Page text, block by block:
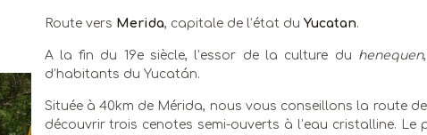
Route vers Merida, capitale de l’état du Yucatan.
A la fin du 19e siècle, l’essor de la culture du henequen
d’habitants du Yucatán.
Située à 40km de Mérida, nous vous conseillons la route
découvrir trois cenotes semi-ouverts à l’eau cristalline.